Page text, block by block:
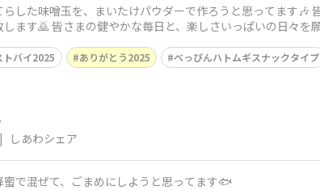
トバイ2025 ありがとう2025 べっぴんハトムギスナックタイプ
| しあわシェア
を蜂蜜で混ぜて、ごまめにしようと思ってます🐟️